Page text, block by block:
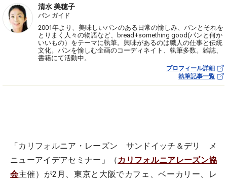
清水 美穂子
パン ガイド
2001年より、美味しいパンのある日常の愉しみ、パンとそれを
とりまく人々の物語など、bread+something good(パンと何か
いいもの）をテーマに執筆。興味があるのは職人の仕事と伝統
文化。パンを愉しむ企画のコーディネイト、執筆多数。雑誌、
書籍にて活動中。
プロフィール詳細
執筆記事一覧
「カリフォルニア・レーズン サンドイッチ＆デリ メ
ニューアイデアセミナー」（カリフォルニアレーズン協
会主催）が2月、東京と大阪でカフェ、ベーカリー、レ